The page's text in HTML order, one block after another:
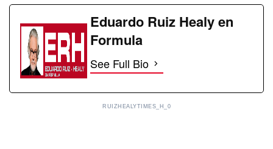
Eduardo Ruiz Healy en
Formula
See Full Bio
RUIZHEALYTIMES_H_0